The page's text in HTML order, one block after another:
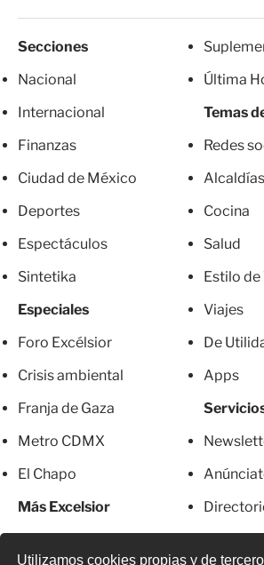
Utilizamos cookies propias y de
Secciones
Nacional
Internacional
Finanzas
Ciudad de México
Deportes
Espectáculos
Sintetika
Especiales
Foro Excélsior
Crisis ambiental
Franja de Gaza
Metro CDMX
El Chapo
Más Excelsior
Última
Temas
Redes
Alcaldías
Cocina
Salud
Estilo de
Viajes
De
Apps